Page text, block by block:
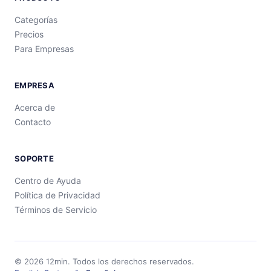
Categorías
Precios
Para Empresas
EMPRESA
Acerca de
Contacto
SOPORTE
Centro de Ayuda
Política de Privacidad
Términos de Servicio
© 2026 12min. Todos los derechos reservados.